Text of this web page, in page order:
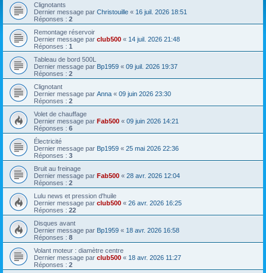
Clignotants
Dernier message par Christouille « 16 juil. 2026 18:51
Réponses : 2
Remontage réservoir
Dernier message par club500 « 14 juil. 2026 21:48
Réponses : 1
Tableau de bord 500L
Dernier message par Bp1959 « 09 juil. 2026 19:37
Réponses : 2
Clignotant
Dernier message par Anna « 09 juin 2026 23:30
Réponses : 2
Volet de chauffage
Dernier message par Fab500 « 09 juin 2026 14:21
Réponses : 6
Électricité
Dernier message par Bp1959 « 25 mai 2026 22:36
Réponses : 3
Bruit au freinage
Dernier message par Fab500 « 28 avr. 2026 12:04
Réponses : 2
Lulu news et pression d'huile
Dernier message par club500 « 26 avr. 2026 16:25
Réponses : 22
Disques avant
Dernier message par Bp1959 « 18 avr. 2026 16:58
Réponses : 8
Volant moteur : diamètre centre
Dernier message par club500 « 18 avr. 2026 11:27
Réponses : 2